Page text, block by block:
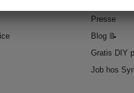
Presse
Blog 📝
Gratis DIY
Job hos